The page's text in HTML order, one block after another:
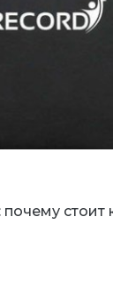
стоит